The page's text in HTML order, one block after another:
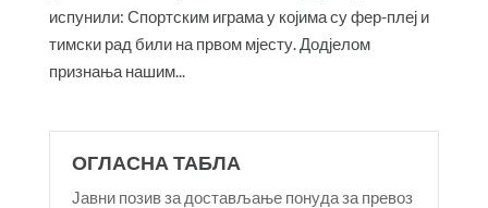
испунили: Спортским играма у којима су фер-плеј и
тимски рад били на првом мјесту. Додјелом
признања нашим...
ОГЛАСНА ТАБЛА
Јавни позив за достављање понуда за превоз